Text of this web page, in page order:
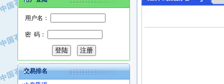
用户名：
密 码：
交易排名
·华北石油新大禹环保设备有限公司
·河北翼凌机械制造总厂
·萍乡市庞泰化工填料有限公司
·实华(天津)国际贸易有限公司
·上海宝钢商贸有限公司
·辽河石油勘探局总机械厂